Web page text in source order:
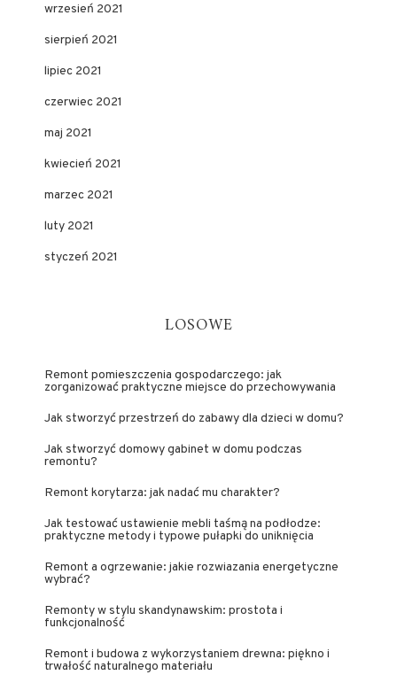
wrzesień 2021
sierpień 2021
lipiec 2021
czerwiec 2021
maj 2021
kwiecień 2021
marzec 2021
luty 2021
styczeń 2021
LOSOWE
Remont pomieszczenia gospodarczego: jak
zorganizować praktyczne miejsce do przechowywania
Jak stworzyć przestrzeń do zabawy dla dzieci w domu?
Jak stworzyć domowy gabinet w domu podczas
remontu?
Remont korytarza: jak nadać mu charakter?
Jak testować ustawienie mebli taśmą na podłodze:
praktyczne metody i typowe pułapki do uniknięcia
Remont a ogrzewanie: jakie rozwiazania energetyczne
wybrać?
Remonty w stylu skandynawskim: prostota i
funkcjonalność
Remont i budowa z wykorzystaniem drewna: piękno i
trwałość naturalnego materiału